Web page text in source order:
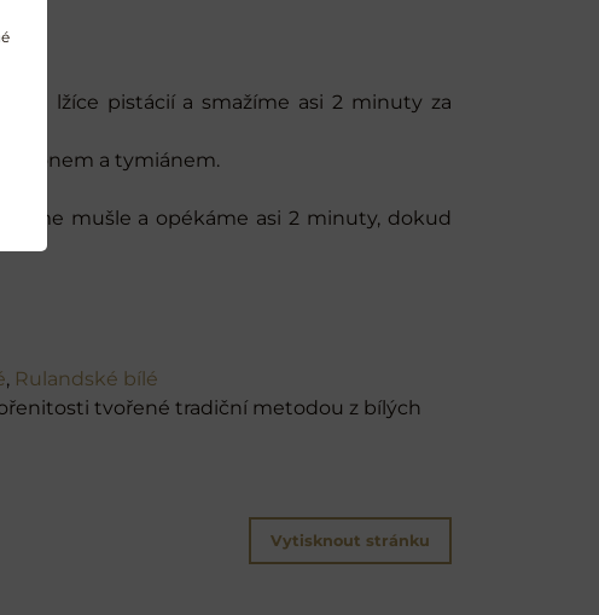
lžíce pistácií a smažíme asi 2 minuty za
a tymiánem.
mušle a opékáme asi 2 minuty, dokud
, Rulandské bílé
tvořené tradiční metodou z bílých
Vytisknout stránku